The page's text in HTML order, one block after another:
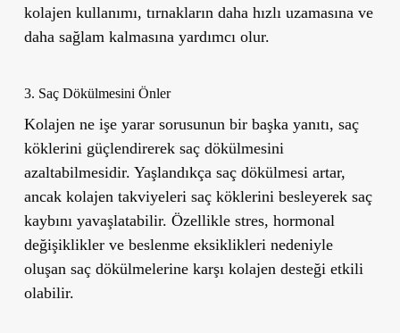
kolajen kullanımı, tırnakların daha hızlı uzamasına ve
daha sağlam kalmasına yardımcı olur.
3. Saç Dökülmesini Önler
Kolajen ne işe yarar sorusunun bir başka yanıtı, saç
köklerini güçlendirerek saç dökülmesini
azaltabilmesidir. Yaşlandıkça saç dökülmesi artar,
ancak kolajen takviyeleri saç köklerini besleyerek saç
kaybını yavaşlatabilir. Özellikle stres, hormonal
değişiklikler ve beslenme eksiklikleri nedeniyle
oluşan saç dökülmelerine karşı kolajen desteği etkili
olabilir.